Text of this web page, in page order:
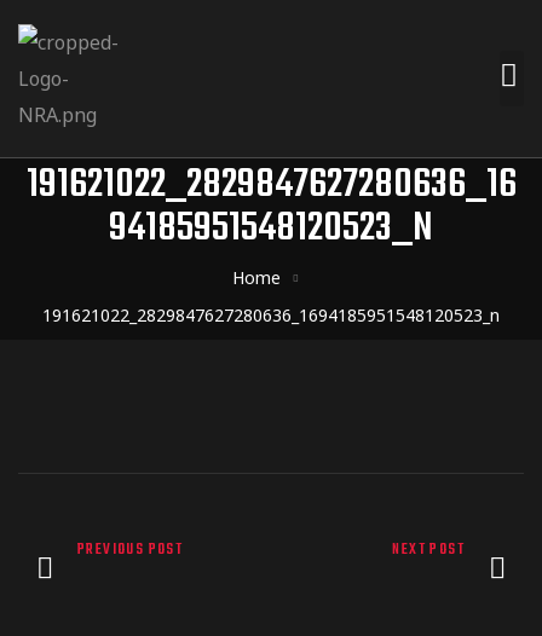
191621022_2829847627280636_16
94185951548120523_N
Home
191621022_2829847627280636_1694185951548120523_n
PREVIOUS POST NEXT POST